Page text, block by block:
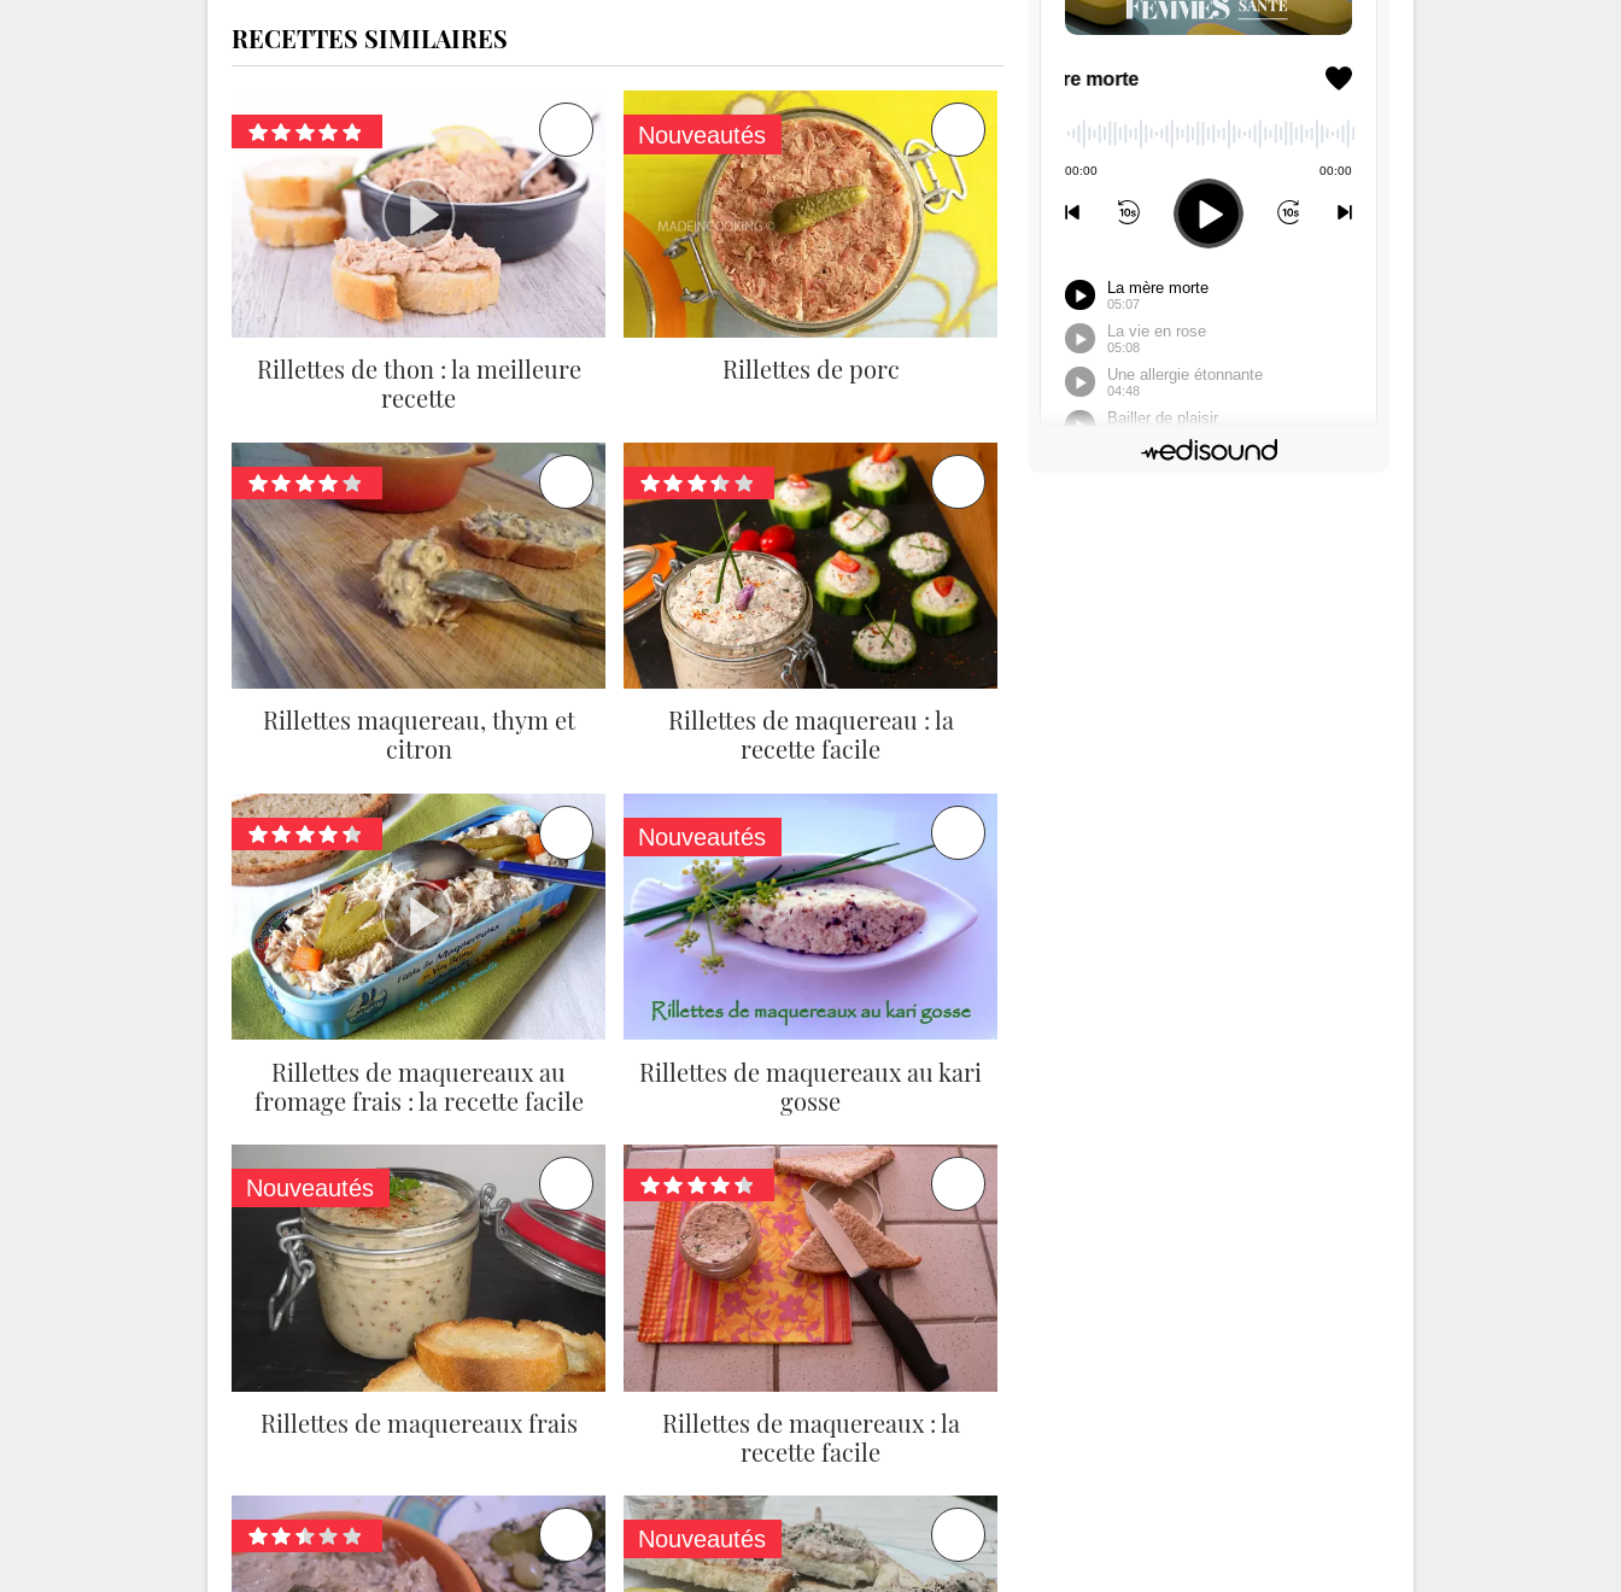
RECETTES SIMILAIRES
Rillettes de thon : la meilleure
recette
Nouveautés
Rillettes de porc
Rillettes maquereau, thym et
citron
Rillettes de maquereau : la
recette facile
Rillettes de maquereaux au
fromage frais : la recette facile
Nouveautés
Rillettes de maquereaux au kari
gosse
Nouveautés
Rillettes de maquereaux frais
Rillettes de maquereaux : la
recette facile
Nouveautés